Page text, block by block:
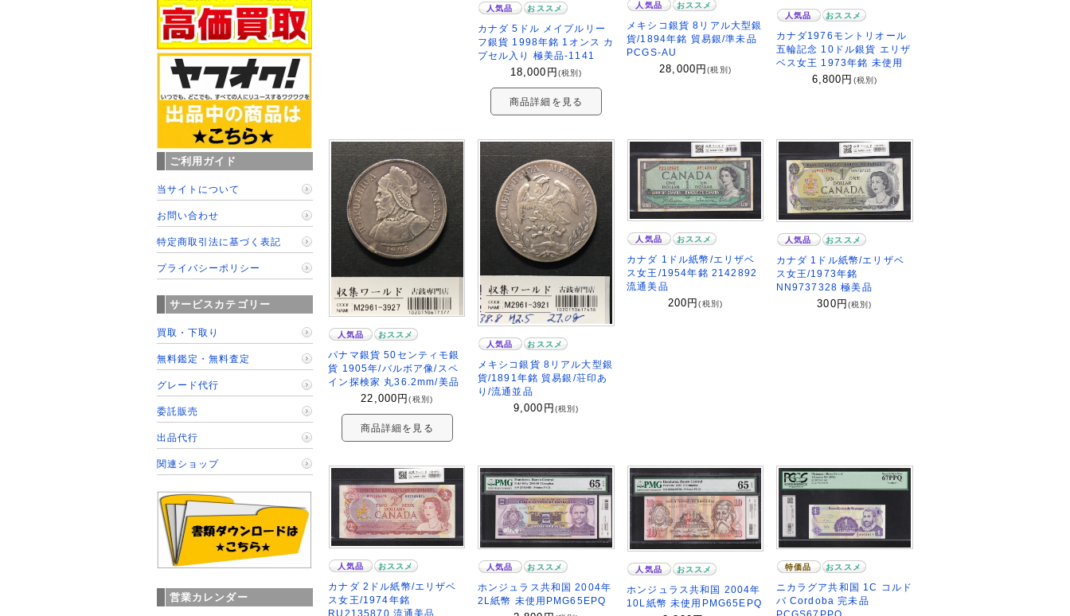
人気品 おススメ
カナダ 5ドル メイプルリー
フ銀貨 1998年銘 1オンス カ
プセル入り 極美品-1141
18,000 円 (税別)
商品詳細を見る
人気品 おススメ
メキシコ銀貨 8リアル大型銀
貨/1894年銘 貿易銀/準未品
PCGS-AU
28,000 円(税別)
人気品 おススメ
カナダ1976モントリオール
五輪記念 10ドル銀貨 エリザ
ベス女王 1973年銘 未使用
6,800 円 (税別)
人気品 おススメ
パナマ銀貨 50センティモ銀
貨 1905年/バルボア像/スペ
イン探検家 丸36.2mm/美品
22,000 円(税別)
商品詳細を見る
人気品 おススメ
メキシコ銀貨 8リアル大型銀
貨/1891年銘 貿易銀/荘印あ
り/流通並品
9,000 円 (税別)
人気品 おススメ
カナダ 1ドル紙幣/エリザベ
ス女王/1954年銘 2142892
流通美品
200 円(税別)
人気品 おススメ
カナダ 1ドル紙幣/エリザベ
ス女王/1973年銘
NN9737328 極美品
300 円 (税別)
人気品 おススメ
カナダ 2ドル紙幣/エリザベ
ス女王/1974年銘
RU2135870 流通美品
人気品 おススメ
ホンジュラス共和国 2004年
2L紙幣 未使用PMG65EPQ
人気品 おススメ
ホンジュラス共和国 2004年
10L紙幣 未使用PMG65EPQ
特価品 おススメ
ニカラグア共和国 1C コルド
バ Cordoba 完未品
ご利用ガイド
当サイトについて
お問い合わせ
特定商取引法に基づく表記
プライバシーポリシー
サービスカテゴリー
買取・下取り
無料鑑定・無料査定
グレード代行
委託販売
出品代行
関連ショップ
営業カレンダー